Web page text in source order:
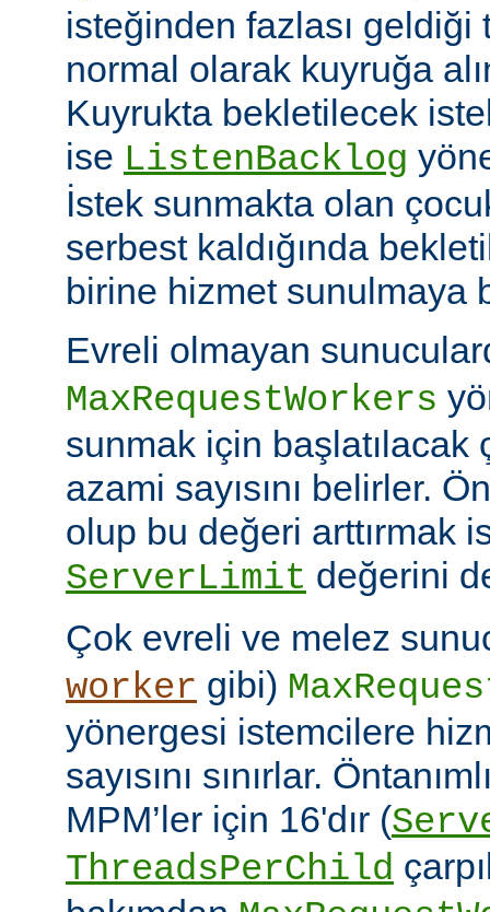
isteğinden fazlası
normal olarak kuyruğa
Kuyrukta bekletilecek
ise ListenBacklog
İstek sunmakta olan
serbest kaldığında
birine hizmet sunulmaya
Evreli olmayan
MaxRequestWorkers
sunmak için başlatılacak
azami sayısını belirler.
olup bu değeri arttırmak
ServerLimit değerini
Çok evreli ve melez
worker gibi)
yönergesi istemcilere
sayısını sınırlar.
MPM’ler için 16'dır (
ThreadsPerChild